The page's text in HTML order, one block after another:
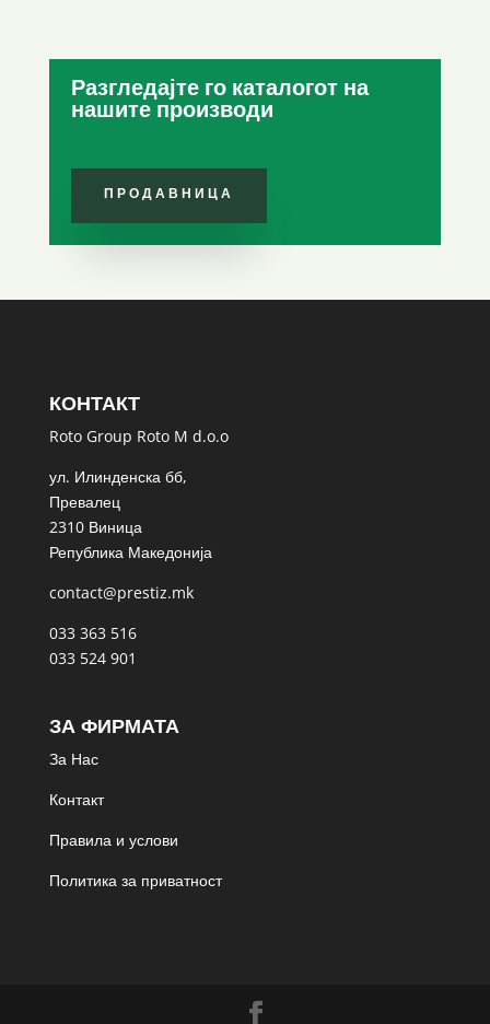
Разгледајте го каталогот на
нашите производи
ПРОДАВНИЦА
КОНТАКТ
Roto Group Roto M d.o.o
ул. Илинденска бб,
Превалец
2310 Виница
Република Македонија
contact@prestiz.mk
033 363 516
033 524 901
ЗА ФИРМАТА
За Нас
Контакт
Правила и услови
Политика за приватност